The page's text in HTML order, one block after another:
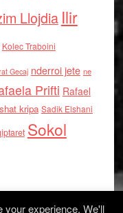
Llojdia Ilir
Kolec Traboini
Gecaj nderroi jete ne
Prifti Rafael
kripa Sadik Elshani
Sokol
your experience. We'll